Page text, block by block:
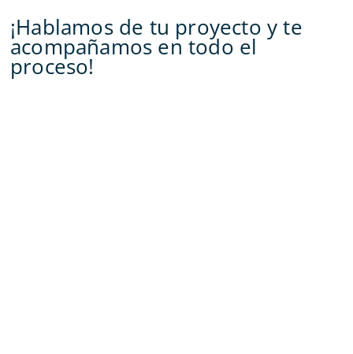
¡Hablamos de tu proyecto y te
acompañamos en todo el
proceso!